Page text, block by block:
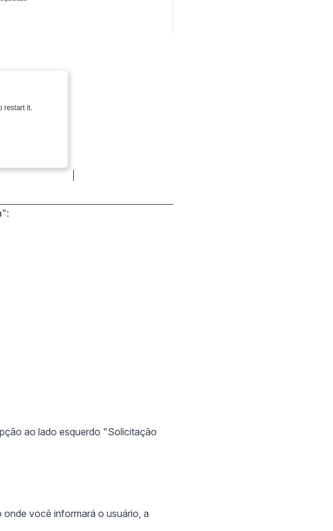
ao lado esquerdo "Solicitação
você informará o usuário, a